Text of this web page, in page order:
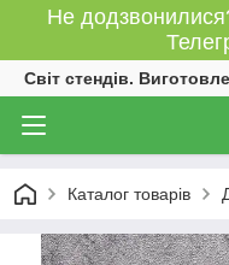
Не
Світ стендів.
Каталог товарів